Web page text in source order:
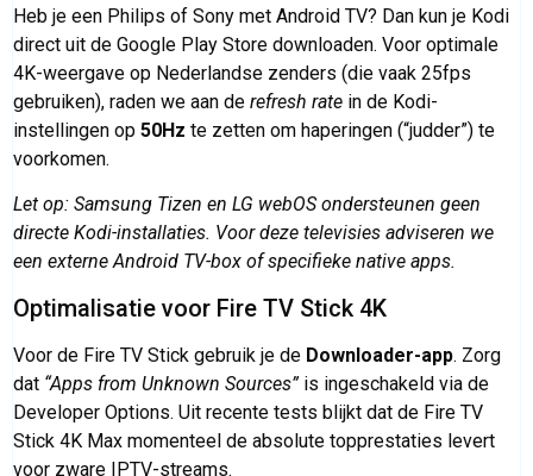
Heb je een Philips of Sony met Android TV? Dan kun je Kodi
direct uit de Google Play Store downloaden. Voor optimale
4K-weergave op Nederlandse zenders (die vaak 25fps
gebruiken), raden we aan de refresh rate in de Kodi-
instellingen op 50Hz te zetten om haperingen (“judder”) te
voorkomen.
Let op: Samsung Tizen en LG webOS ondersteunen geen
directe Kodi-installaties. Voor deze televisies adviseren we
een externe Android TV-box of specifieke native apps.
Optimalisatie voor Fire TV Stick 4K
Voor de Fire TV Stick gebruik je de Downloader-app. Zorg
dat “Apps from Unknown Sources” is ingeschakeld via de
Developer Options. Uit recente tests blijkt dat de Fire TV
Stick 4K Max momenteel de absolute topprestaties levert
voor zware IPTV-streams.